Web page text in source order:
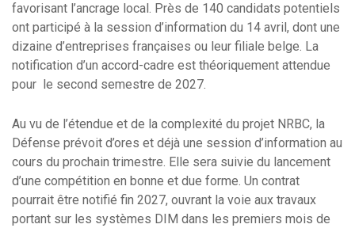
favorisant l’ancrage local. Près de 140 candidats potentiels
ont participé à la session d’information du 14 avril, dont une
dizaine d’entreprises françaises ou leur filiale belge. La
notification d’un accord-cadre est théoriquement attendue
pour le second semestre de 2027.
Au vu de l’étendue et de la complexité du projet NRBC, la
Défense prévoit d’ores et déjà une session d’information au
cours du prochain trimestre. Elle sera suivie du lancement
d’une compétition en bonne et due forme. Un contrat
pourrait être notifié fin 2027, ouvrant la voie aux travaux
portant sur les systèmes DIM dans les premiers mois de